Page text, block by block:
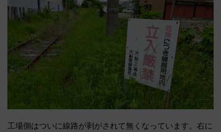
工場側はついに線路が剥がされて無くなっています。右に